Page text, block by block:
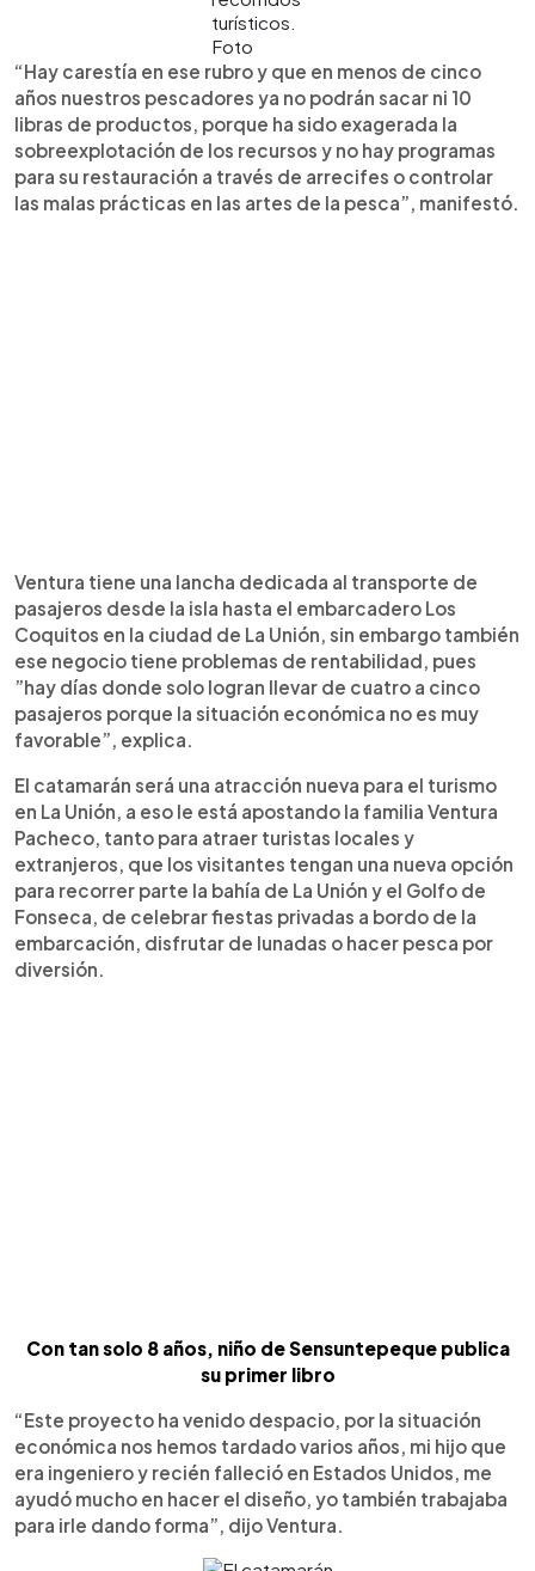
turísticos.
Foto
“Hay carestía en ese rubro y que en menos de cinco
años nuestros pescadores ya no podrán sacar ni 10
libras de productos, porque ha sido exagerada la
sobreexplotación de los recursos y no hay programas
para su restauración a través de arrecifes o controlar
las malas prácticas en las artes de la pesca”, manifestó.
Ventura tiene una lancha dedicada al transporte de
pasajeros desde la isla hasta el embarcadero Los
Coquitos en la ciudad de La Unión, sin embargo también
ese negocio tiene problemas de rentabilidad, pues
”hay días donde solo logran llevar de cuatro a cinco
pasajeros porque la situación económica no es muy
favorable”, explica.
El catamarán será una atracción nueva para el turismo
en La Unión, a eso le está apostando la familia Ventura
Pacheco, tanto para atraer turistas locales y
extranjeros, que los visitantes tengan una nueva opción
para recorrer parte la bahía de La Unión y el Golfo de
Fonseca, de celebrar fiestas privadas a bordo de la
embarcación, disfrutar de lunadas o hacer pesca por
diversión.
Con tan solo 8 años, niño de Sensuntepeque publica
su primer libro
“Este proyecto ha venido despacio, por la situación
económica nos hemos tardado varios años, mi hijo que
era ingeniero y recién falleció en Estados Unidos, me
ayudó mucho en hacer el diseño, yo también trabajaba
para irle dando forma”, dijo Ventura.